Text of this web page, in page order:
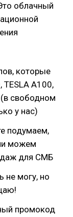
облачный
которые
A100,
свободном
у нас)
подумаем,
можем
для СМБ
не могу, но
промокод